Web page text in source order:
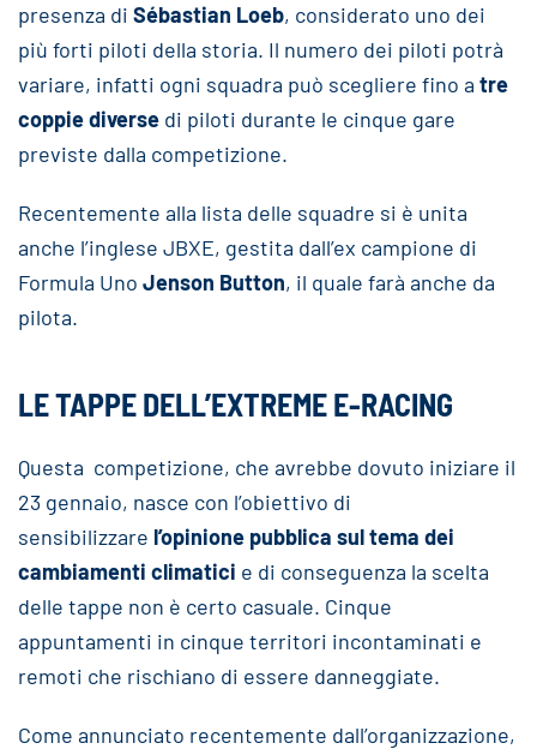
presenza di Sébastian Loeb, considerato uno dei
più forti piloti della storia. Il numero dei piloti potrà
variare, infatti ogni squadra può scegliere fino a tre
coppie diverse di piloti durante le cinque gare
previste dalla competizione.
Recentemente alla lista delle squadre si è unita
anche l’inglese JBXE, gestita dall’ex campione di
Formula Uno Jenson Button, il quale farà anche da
pilota.
LE TAPPE DELL’EXTREME E-RACING
Questa competizione, che avrebbe dovuto iniziare il
23 gennaio, nasce con l’obiettivo di
sensibilizzare l’opinione pubblica sul tema dei
cambiamenti climatici e di conseguenza la scelta
delle tappe non è certo casuale. Cinque
appuntamenti in cinque territori incontaminati e
remoti che rischiano di essere danneggiate.
Come annunciato recentemente dall’organizzazione,